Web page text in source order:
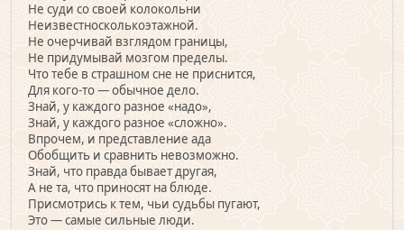
Не суди со своей колокольни
Неизвестносколькоэтажной.
Не очерчивай взглядом границы,
Не придумывай мозгом пределы.
Что тебе в страшном сне не приснится,
Для кого-то — обычное дело.
Знай, у каждого разное «надо»,
Знай, у каждого разное «сложно».
Впрочем, и представление ада
Обобщить и сравнить невозможно.
Знай, что правда бывает другая,
А не та, что приносят на блюде.
Присмотрись к тем, чьи судьбы пугают,
Это — самые сильные люди.